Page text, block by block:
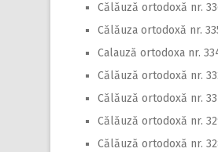
Călăuză ortodoxă nr.
Călăuza ortodoxă nr.
Calauză ortodoxa nr.
Călăuză ortodoxă nr.
Călăuză ortodoxă nr.
Călăuză ortodoxă nr.
Călăuză ortodoxă nr.